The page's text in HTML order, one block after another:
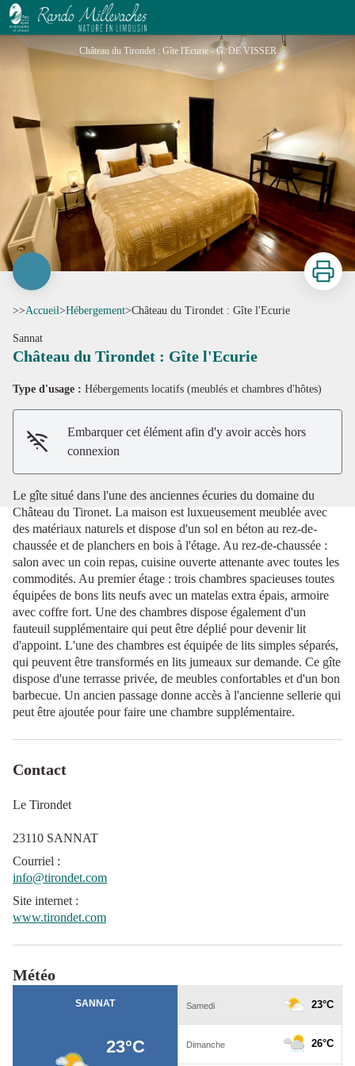
Château du Tirondet : Gîte l'Ecurie
Château du Tirondet : Gîte l'Ecurie - G. DE VISSER
Voir l'image en plein écran
Imprimer
>>Accueil>Hébergement>Château du Tirondet : Gîte l'Ecurie
Sannat
Château du Tirondet : Gîte l'Ecurie
Type d'usage : Hébergements locatifs (meublés et chambres d'hôtes)
Embarquer cet élément afin d'y avoir accès hors
connexion
Le gîte situé dans l'une des anciennes écuries du domaine du
Château du Tironet. La maison est luxueusement meublée avec
des matériaux naturels et dispose d'un sol en béton au rez-de-
chaussée et de planchers en bois à l'étage. Au rez-de-chaussée :
salon avec un coin repas, cuisine ouverte attenante avec toutes les
commodités. Au premier étage : trois chambres spacieuses toutes
équipées de bons lits neufs avec un matelas extra épais, armoire
avec coffre fort. Une des chambres dispose également d'un
fauteuil supplémentaire qui peut être déplié pour devenir lit
d'appoint. L'une des chambres est équipée de lits simples séparés,
qui peuvent être transformés en lits jumeaux sur demande. Ce gîte
dispose d'une terrasse privée, de meubles confortables et d'un bon
barbecue. Un ancien passage donne accès à l'ancienne sellerie qui
peut être ajoutée pour faire une chambre supplémentaire.
Contact
Le Tirondet
23110 SANNAT
Courriel :
info@tirondet.com
Site internet :
www.tirondet.com
Météo